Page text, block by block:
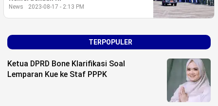
Sport
Life Style
Opini
News 2023-08-17 - 2:13 PM
TERPOPULER
Ketua DPRD Bone Klarifikasi Soal
Lemparan Kue ke Staf PPPK